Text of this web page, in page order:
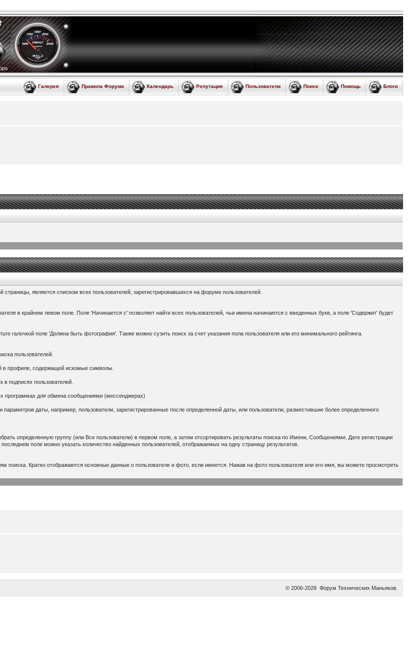
Блоги
Помощь
Поиск
Пользователи
Репутация
Календарь
Правила Форума
Галерея
является списком всех пользователей, зарегистрировавшихся на форуме пользователей.
в крайнем левом поле. Поле 'Начинается с' позволяет найти всех пользователей, чьи имена начинаются с введенных букв, а поле 'Содержит' будет
галочкой поле 'Должна быть фотография'. Также можно сузить поиск за счет указания пола пользователя или его минимального рейтинга.
пользователей.
в профиле, содержащей искомые символы.
в подписях пользователей.
программах для обмена сообщениями (мессенджерах)
даты, например, пользователи, зарегистрированные после определенной даты, или пользователи, разместившие более определенного
определенную группу (или Все пользователи) в первом поле, а затем отсортировать результаты поиска по Имени, Сообщениями, Дате регистрации
поле можно указать количество найденных пользователей, отображаемых на одну страницу результатов.
поиска. Кратко отображаются основные данные о пользователе и фото, если имеется. Нажав на фото пользователя или его имя, вы можете просмотреть
© 2006-2026Форум Технических Маньяков